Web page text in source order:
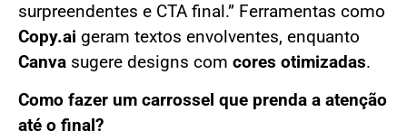
surpreendentes e CTA final.” Ferramentas como
Copy.ai geram textos envolventes, enquanto
Canva sugere designs com cores otimizadas.
Como fazer um carrossel que prenda a atenção
até o final?